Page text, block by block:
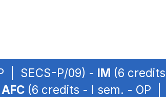
| SECS-P/09) - IM (6
AFC (6 credits - I sem. - OP |